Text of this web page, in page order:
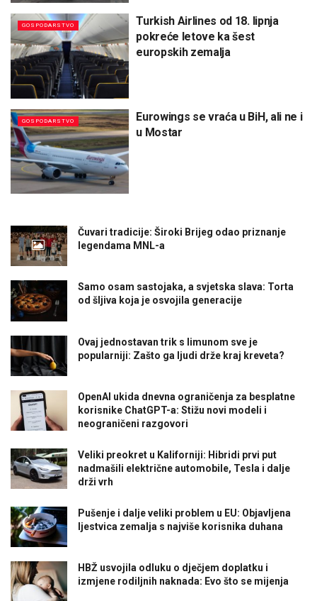
GOSPODARSTVO
Turkish Airlines od 18. lipnja
pokreće letove ka šest
europskih zemalja
GOSPODARSTVO
Eurowings se vraća u BiH, ali ne i
u Mostar
Čuvari tradicije: Široki Brijeg odao priznanje
legendama MNL-a
Samo osam sastojaka, a svjetska slava: Torta
od šljiva koja je osvojila generacije
Ovaj jednostavan trik s limunom sve je
popularniji: Zašto ga ljudi drže kraj kreveta?
OpenAI ukida dnevna ograničenja za besplatne
korisnike ChatGPT-a: Stižu novi modeli i
neograničeni razgovori
Veliki preokret u Kaliforniji: Hibridi prvi put
nadmašili električne automobile, Tesla i dalje
drži vrh
Pušenje i dalje veliki problem u EU: Objavljena
ljestvica zemalja s najviše korisnika duhana
HBŽ usvojila odluku o dječjem doplatku i
izmjene rodiljnih naknada: Evo što se mijenja